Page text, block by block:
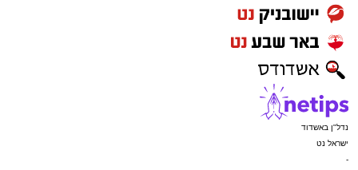
נדל"ן באשדוד
ישראל נט
-